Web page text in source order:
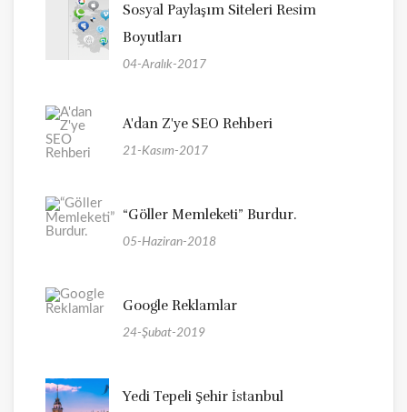
Sosyal Paylaşım Siteleri Resim
Boyutları
04-Aralık-2017
A'dan Z'ye SEO Rehberi
21-Kasım-2017
“Göller Memleketi” Burdur.
05-Haziran-2018
Google Reklamlar
24-Şubat-2019
Yedi Tepeli Şehir İstanbul